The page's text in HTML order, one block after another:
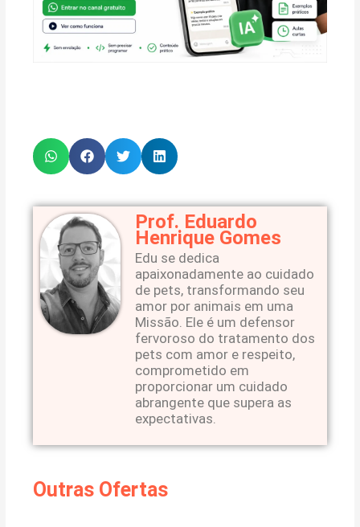
Prof. Eduardo
Henrique Gomes
Edu se dedica
apaixonadamente ao cuidado
de pets, transformando seu
amor por animais em uma
Missão. Ele é um defensor
fervoroso do tratamento dos
pets com amor e respeito,
comprometido em
proporcionar um cuidado
abrangente que supera as
expectativas.
Outras Ofertas